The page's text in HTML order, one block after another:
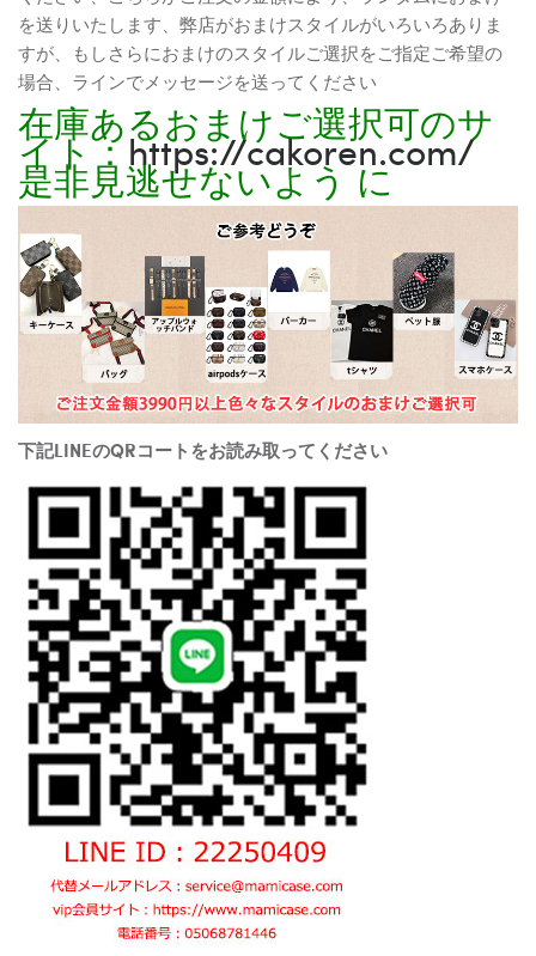
を送りいたします、弊店がおまけスタイルがいろいろありま
すが、もしさらにおまけのスタイルご選択をご指定ご希望の
場合、ラインでメッセージを送ってください
在庫あるおまけご選択可のサ
イト：https://cakoren.com/
是非見逃せないよう に
下記LINEのQRコートをお読み取ってください